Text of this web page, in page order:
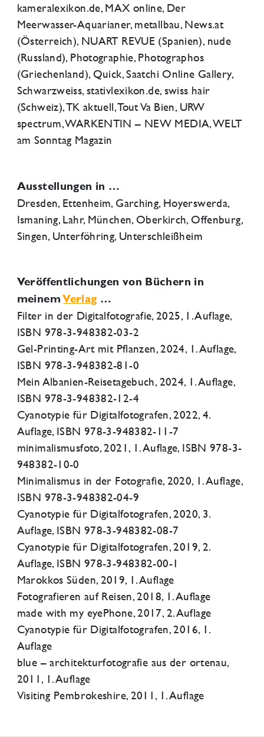
kameralexikon.de, MAX online, Der
Meerwasser-Aquarianer, metallbau, News.at
(Österreich), NUART REVUE (Spanien), nude
(Russland), Photographie, Photographos
(Griechenland), Quick, Saatchi Online Gallery,
Schwarzweiss, stativlexikon.de, swiss hair
(Schweiz), TK aktuell, Tout Va Bien, URW
spectrum, WARKENTIN – NEW MEDIA, WELT
am Sonntag Magazin
Ausstellungen in …
Dresden, Ettenheim, Garching, Hoyerswerda,
Ismaning, Lahr, München, Oberkirch, Offenburg,
Singen, Unterföhring, Unterschleißheim
Veröffentlichungen von Büchern in
meinemVerlag …
Filter in der Digitalfotografie, 2025, 1. Auflage,
ISBN 978-3-948382-03-2
Gel-Printing-Art mit Pflanzen, 2024, 1. Auflage,
ISBN 978-3-948382-81-0
Mein Albanien-Reisetagebuch, 2024, 1. Auflage,
ISBN 978-3-948382-12-4
Cyanotypie für Digitalfotografen, 2022, 4.
Auflage, ISBN 978-3-948382-11-7
minimalismusfoto, 2021, 1. Auflage, ISBN 978-3-
948382-10-0
Minimalismus in der Fotografie, 2020, 1. Auflage,
ISBN 978-3-948382-04-9
Cyanotypie für Digitalfotografen, 2020, 3.
Auflage, ISBN 978-3-948382-08-7
Cyanotypie für Digitalfotografen, 2019, 2.
Auflage, ISBN 978-3-948382-00-1
Marokkos Süden, 2019, 1. Auflage
Fotografieren auf Reisen, 2018, 1. Auflage
made with my eyePhone, 2017, 2. Auflage
Cyanotypie für Digitalfotografen, 2016, 1.
Auflage
blue – architekturfotografie aus der ortenau,
2011, 1. Auflage
Visiting Pembrokeshire, 2011, 1. Auflage